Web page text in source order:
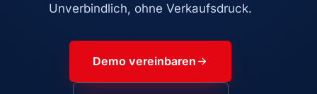
Unverbindlich, ohne Verkaufsdruck.
Demo vereinbaren